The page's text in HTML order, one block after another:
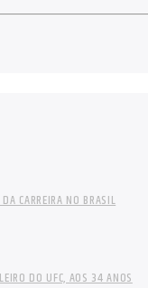
CARREIRA NO BRASIL
DO UFC, AOS 34 ANOS